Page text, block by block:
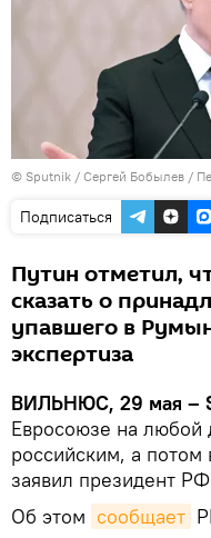
© Sputnik / Сергей Бобылев /
Подписаться
Путин отметил,
сказать о
упавшего в
экспертиза
ВИЛЬНЮС, 29 мая –
Евросоюзе на любой
российским, а потом
заявил президент
Об этом сообщает